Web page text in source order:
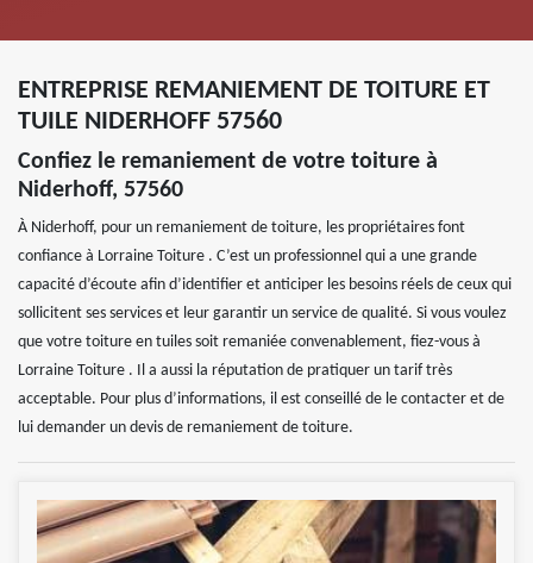
ENTREPRISE REMANIEMENT DE TOITURE ET
TUILE NIDERHOFF 57560
Confiez le remaniement de votre toiture à
Niderhoff, 57560
À Niderhoff, pour un remaniement de toiture, les propriétaires font
confiance à Lorraine Toiture . C’est un professionnel qui a une grande
capacité d’écoute afin d’identifier et anticiper les besoins réels de ceux qui
sollicitent ses services et leur garantir un service de qualité. Si vous voulez
que votre toiture en tuiles soit remaniée convenablement, fiez-vous à
Lorraine Toiture . Il a aussi la réputation de pratiquer un tarif très
acceptable. Pour plus d’informations, il est conseillé de le contacter et de
lui demander un devis de remaniement de toiture.